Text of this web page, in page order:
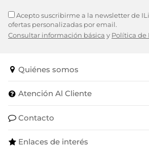
Acepto suscribirme a la newsletter de
ofertas personalizadas por email.
Consultar información básica y Política de
Quiénes somos
Atención Al Cliente
Contacto
Enlaces de interés